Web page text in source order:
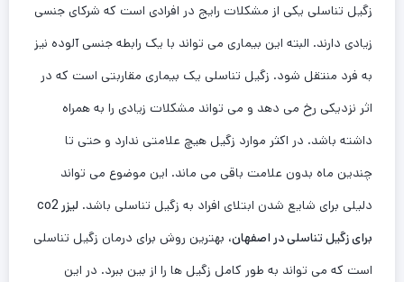
زگیل تناسلی یکی از مشکلات رایج در افرادی است که شرکای جنسی
زیادی دارند. البته این بیماری می تواند با یک رابطه جنسی آلوده نیز
به فرد منتقل شود. زگیل تناسلی یک بیماری مقاربتی است که در
اثر نزدیکی رخ می دهد و می تواند مشکلات زیادی را به همراه
داشته باشد. در اکثر موارد زگیل هیچ علامتی ندارد و حتی تا
چندین ماه بدون علامت باقی می ماند. این موضوع می تواند
دلیلی برای شایع شدن ابتلای افراد به زگیل تناسلی باشد.
لیزر co2
برای زگیل تناسلی در اصفهان، بهترین روش برای درمان زگیل تناسلی
است که می تواند به طور کامل زگیل ها را از بین ببرد. در این